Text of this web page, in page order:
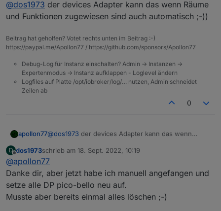
(habe intern Alias genutz) anzulegen, das artet ja
richtig in Arbeit aus....
@dos1973 der devices Adapter kann das wenn Räume
und Funktionen zugewiesen sind auch automatisch ;-))
Beitrag hat geholfen? Votet rechts unten im Beitrag :-)
https://paypal.me/Apollon77 / https://github.com/sponsors/Apollon77
Debug-Log für Instanz einschalten? Admin -> Instanzen ->
Expertenmodus -> Instanz aufklappen - Loglevel ändern
Logfiles auf Platte /opt/iobroker/log/… nutzen, Admin schneidet
Zeilen ab
0
apollon77@dos1973 der devices Adapter kann das wenn
automatisch ;-))
D
Offline
dos1973schrieb am 18. Sept. 2022, 10:19
zuletzt editiert von
@apollon77
Danke dir, aber jetzt habe ich manuell angefangen und
setze alle DP pico-bello neu auf.
Musste aber bereits einmal alles löschen ;-)